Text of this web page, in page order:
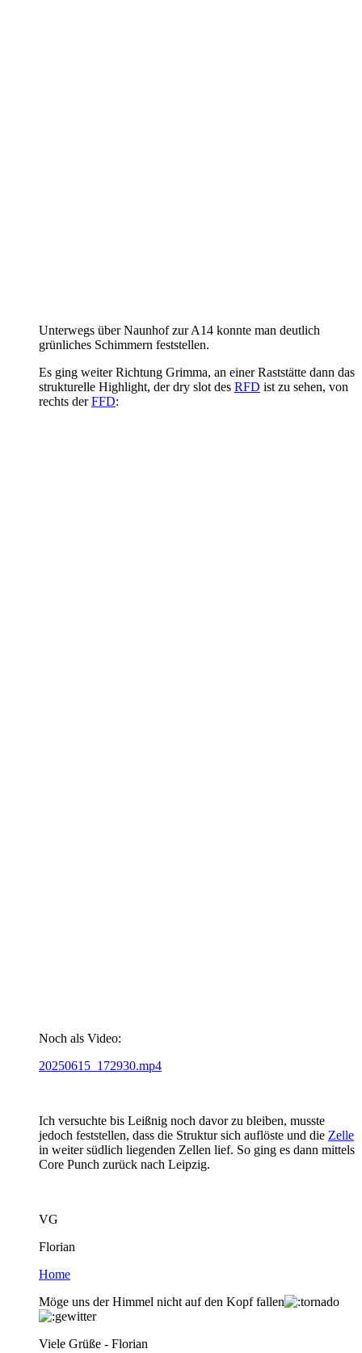
Unterwegs über Naunhof zur A14 konnte man deutlich
grünliches Schimmern feststellen.
Es ging weiter Richtung Grimma, an einer Raststätte dann das
strukturelle Highlight, der dry slot des RFD ist zu sehen, von
rechts derFFD:
Noch als Video:
20250615_172930.mp4
Ich versuchte bis Leißnig noch davor zu bleiben, musste
jedoch feststellen, dass die Struktur sich auflöste und die Zelle
in weiter südlich liegenden Zellen lief. So ging es dann mittels
Core Punch zurück nach Leipzig.
VG
Florian
Home
Möge uns der Himmel nicht auf den Kopf fallen
Viele Grüße - Florian